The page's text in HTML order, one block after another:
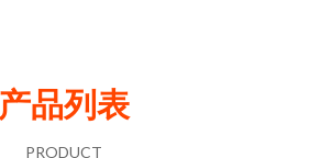
产品列表
PRODUCT